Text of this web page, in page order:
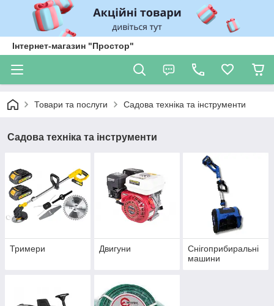
Інтернет-магазин "Простор"
Товари та послуги Садова техніка та інструменти
Садова техніка та інструменти
Тримери Двигуни
Снігоприбиральні
машини